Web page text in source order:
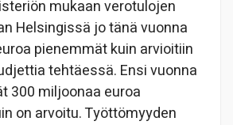
mukaan verotulojen
Helsingissä jo tänä vuonna
pienemmät kuin arvioitiin
tehtäessä. Ensi vuonna
300 miljoonaa euroa
on arvoitu. Työttömyyden